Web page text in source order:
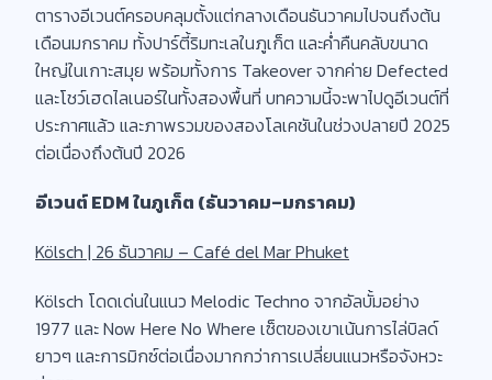
ตารางอีเวนต์ครอบคลุมตั้งแต่กลางเดือนธันวาคมไปจนถึงต้น
เดือนมกราคม ทั้งปาร์ตี้ริมทะเลในภูเก็ต และค่ำคืนคลับขนาด
ใหญ่ในเกาะสมุย พร้อมทั้งการ Takeover จากค่าย Defected
และโชว์เฮดไลเนอร์ในทั้งสองพื้นที่ บทความนี้จะพาไปดูอีเวนต์ที่
ประกาศแล้ว และภาพรวมของสองโลเคชันในช่วงปลายปี 2025
ต่อเนื่องถึงต้นปี 2026
อีเวนต์ EDM ในภูเก็ต (ธันวาคม–มกราคม)
Kölsch | 26 ธันวาคม – Café del Mar Phuket
Kölsch โดดเด่นในแนว Melodic Techno จากอัลบั้มอย่าง
1977 และ Now Here No Where เซ็ตของเขาเน้นการไล่บิลด์
ยาวๆ และการมิกซ์ต่อเนื่องมากกว่าการเปลี่ยนแนวหรือจังหวะ